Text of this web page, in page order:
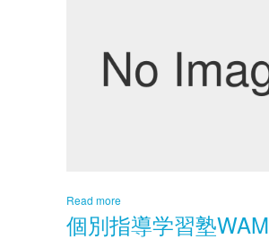
Read more
個別指導学習塾WAM